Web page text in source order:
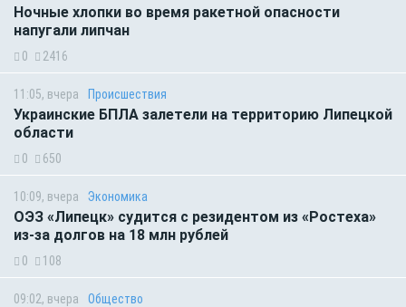
Ночные хлопки во время ракетной опасности
напугали липчан
0 2416
11:05, вчера Происшествия
Украинские БПЛА залетели на территорию Липецкой
области
0 650
10:09, вчера Экономика
ОЭЗ «Липецк» судится с резидентом из «Ростеха»
из-за долгов на 18 млн рублей
0 108
09:02, вчера Общество